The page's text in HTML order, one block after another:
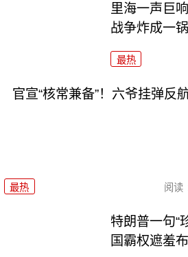
里海一声巨
战争炸成一锅
最热
官宣“核常兼备”！六爷挂弹反
最热 阅读
特朗普一句“
国霸权遮羞布